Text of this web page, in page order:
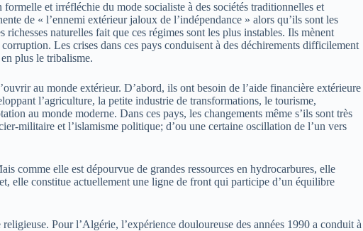
et irréfléchie du mode socialiste à des sociétés traditionnelles et
de « l’ennemi extérieur jaloux de l’indépendance » alors qu’ils sont les
naturelles fait que ces régimes sont les plus instables. Ils mènent
Les crises dans ces pays conduisent à des déchirements difficilement
plus le tribalisme.
au monde extérieur. D’abord, ils ont besoin de l’aide financière extérieure
l’agriculture, la petite industrie de transformations, le tourisme,
au monde moderne. Dans ces pays, les changements même s’ils sont très
militaire et l’islamisme politique; d’ou une certaine oscillation de l’un vers
comme elle est dépourvue de grandes ressources en hydrocarbures, elle
elle constitue actuellement une ligne de front qui participe d’un équilibre
Pour l’Algérie, l’expérience douloureuse des années 1990 a conduit à